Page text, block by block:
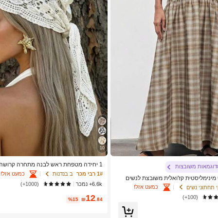
משובצות
תחתוני נשים
כמעט אזל!
(100+)
10
1 יחידה מטפחת ראש לבנה מתחרה
רוגה עם עיטורי פרחים חלולים, מטפחת
השמש בסגנון בוהמי, בוהו שיק
1# רבי מכר ב בנדנות
כמעט אזל!
6.6k+ נמכר
(1000+)
₪12 .84
%15